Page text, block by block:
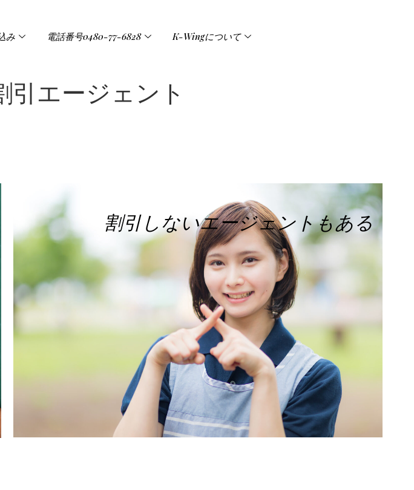
み 電話番号0480-77-6828 K-Wingについて
引エージェント
割引しないエージェントもある